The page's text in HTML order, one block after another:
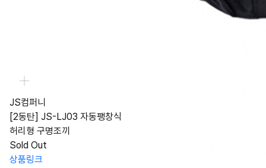
JS컴퍼니
[2동탄] JS-LJ03 자동팽창식
허리형 구명조끼
Sold Out
상품링크